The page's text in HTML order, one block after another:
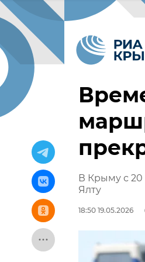
В Крыму с
Ялту
18:50 19.05.2026